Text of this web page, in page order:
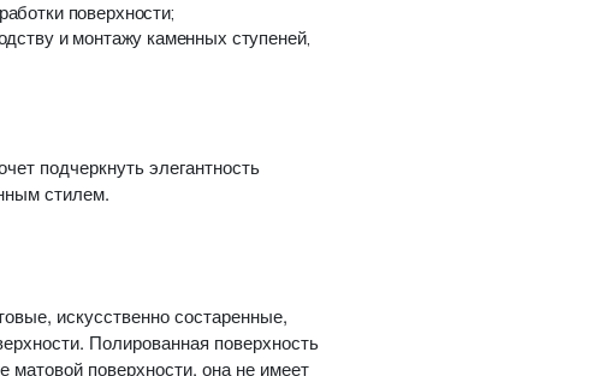
поверхности;
и монтажу каменных ступеней,
подчеркнуть элегантность
стилем.
искусственно состаренные,
Полированная поверхность
матовой поверхности, она не имеет